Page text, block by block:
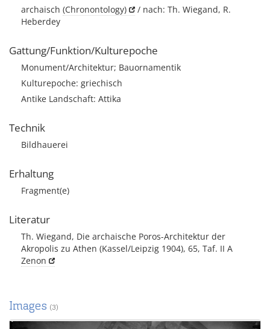
archaisch (Chronontology)
/ nach: Th. Wiegand, R.
Heberdey
Gattung/Funktion/Kulturepoche
Monument/Architektur; Bauornamentik
Kulturepoche: griechisch
Antike Landschaft: Attika
Technik
Bildhauerei
Erhaltung
Fragment(e)
Literatur
Th. Wiegand, Die archaische Poros-Architektur der
Akropolis zu Athen (Kassel/Leipzig 1904), 65, Taf. II A
Zenon
Images (3)